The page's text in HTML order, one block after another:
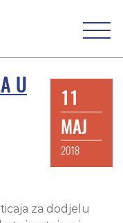
U
11
MAJ
2018
za dodjelu